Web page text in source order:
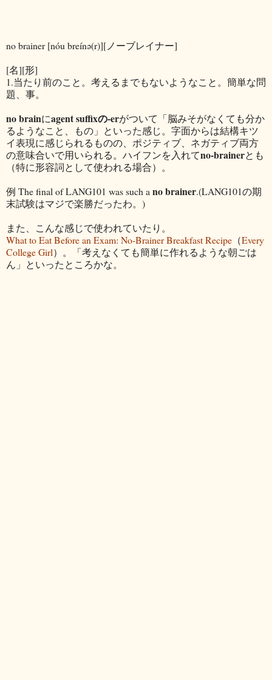
no brainer [nóu breínə(r)][ノーブレイナー]
[名][形]
1.当たり前のこと。考えるまでもないようなこと。簡単な問
題、事。
no brainにagent suffixの-erがついて「脳みそがなくても分か
るようなこと、もの」といった感じ。字面からは結構キツ
イ表現に感じられるものの、ポジティブ、ネガティブ両方
の意味合いで用いられる。ハイフンを入れてno-brainerとも
（特に形容詞として使われる場合）。
例 The final of LANG101 was such a no brainer.(LANG101の期
末試験はマジで楽勝だったわ。)
また、こんな感じで使われていたり。
What to Eat Before an Exam: No-Brainer Breakfast Recipe （Every
College Girl）。「考えなくても簡単に作れるような朝ごは
ん」といったところかな。